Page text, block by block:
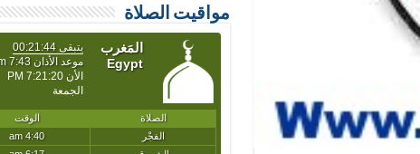
مواقيت الصلاة